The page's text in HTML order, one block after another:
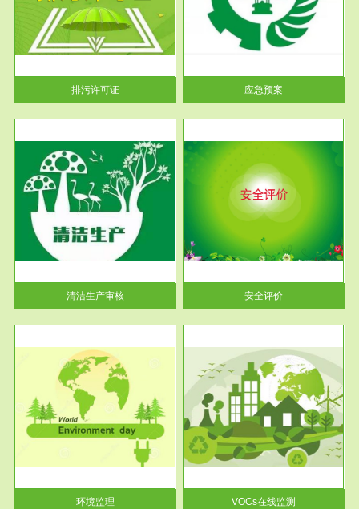
排污许可证
应急预案
根据《中华人民共和国环境保护
法》第十九条 企业事业单位应
当按照...
应急预案
清洁生产审核
服务范围
安全评价
安全评价安全评价目的是查找、
分析和预测工程、系统、生产经
营活...
安全评价
环境监理
服务范围
VOCs在线监测
根据《重点区域大气污染防
治“十二五”规划》有机废气净化
率达...
VOCs在线监测